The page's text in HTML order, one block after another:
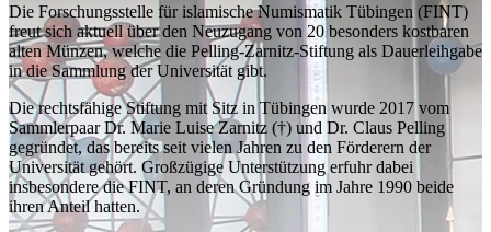
Die Forschungsstelle für islamische Numismatik Tübingen (FINT)
freut sich aktuell über den Neuzugang von 20 besonders kostbaren
alten Münzen, welche die Pelling-Zarnitz-Stiftung als Dauerleihgabe
in die Sammlung der Universität gibt.
Die rechtsfähige Stiftung mit Sitz in Tübingen wurde 2017 vom
Sammlerpaar Dr. Marie Luise Zarnitz (†) und Dr. Claus Pelling
gegründet, das bereits seit vielen Jahren zu den Förderern der
Universität gehört. Großzügige Unterstützung erfuhr dabei
insbesondere die FINT, an deren Gründung im Jahre 1990 beide
ihren Anteil hatten.